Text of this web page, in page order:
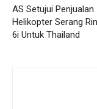
AS Setujui Penjualan
Helikopter Serang
6i Untuk Thailand